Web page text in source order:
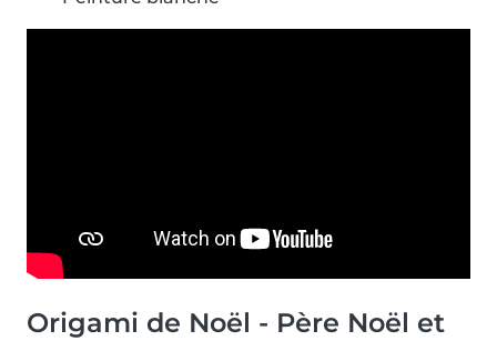
Origami de Noël - Père Noël et